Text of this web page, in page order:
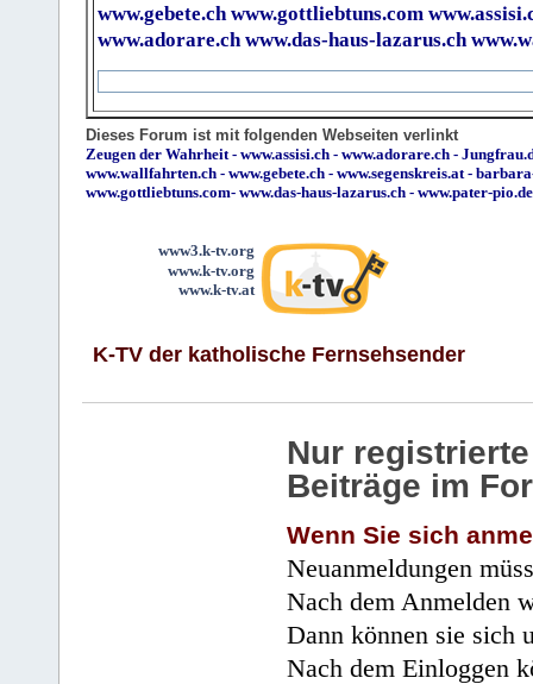
www.gebete.ch www.gottliebtuns.com
www.adorare.ch www.das-haus-lazarus.ch
Dieses Forum ist mit folgenden Webseiten verlinkt
Zeugen der Wahrheit- www.assisi.ch - www.adorare.ch -
www.wallfahrten.ch - www.gebete.ch - www.segenskreis.at-
www.gottliebtuns.com- www.das-haus-lazarus.ch - www.pater-pio.de
www3.k-tv.org
www.k-tv.org
www.k-tv.at
K-TV der katholische Fernsehsender
Nur
Beiträge im
Wenn Sie sich
Neuanmeldungen
Nach dem Anmelden
Dann können sie sich
Nach dem Einloggen